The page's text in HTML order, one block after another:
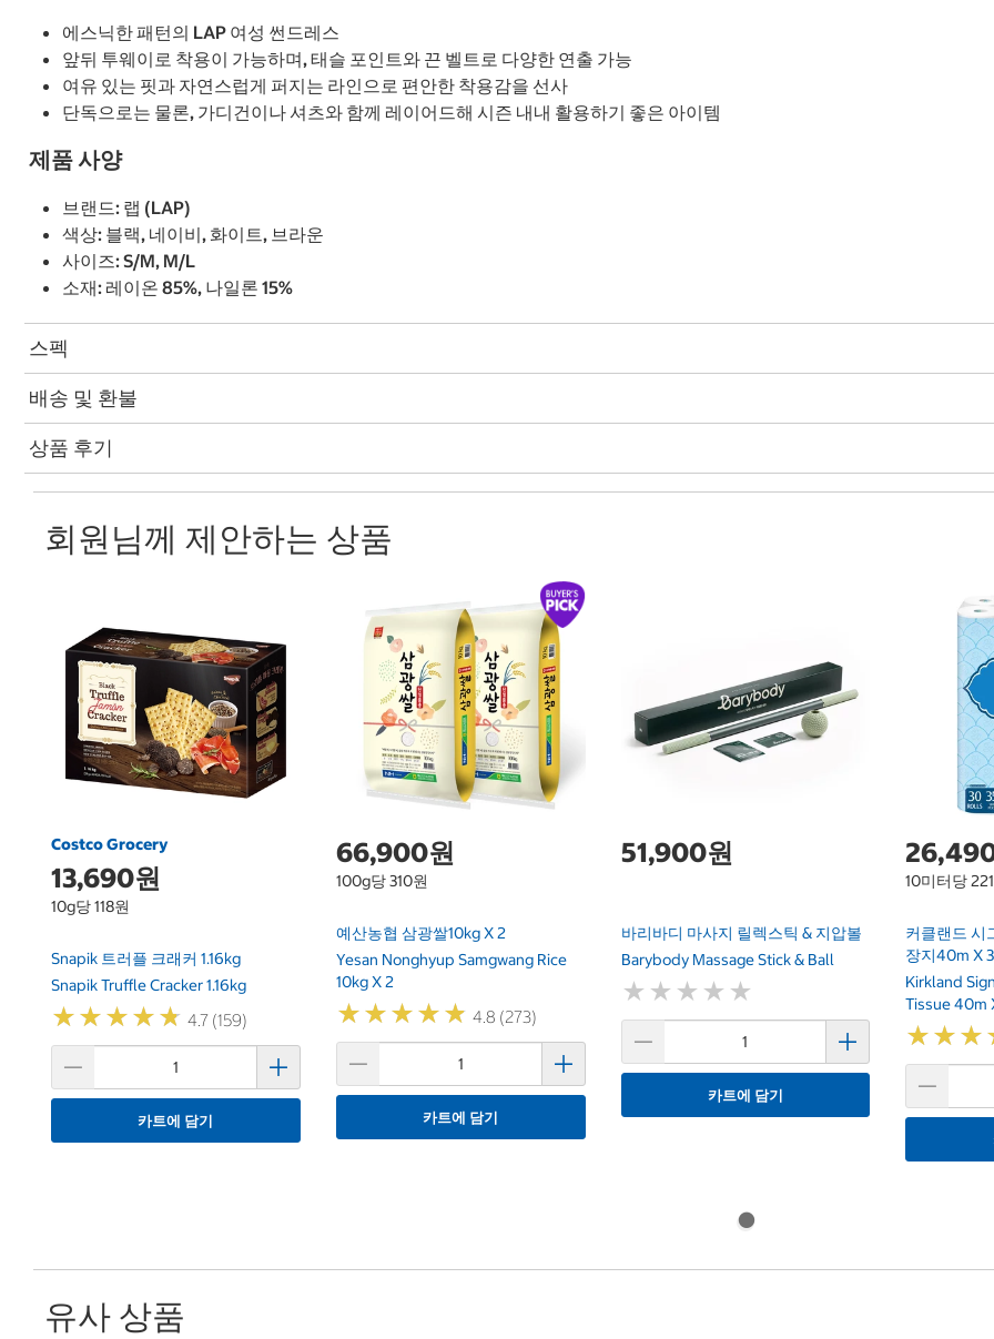
에스닉한 패턴의 LAP 여성 썬드레스
앞뒤 투웨이로 착용이 가능하며, 태슬 포인트와 끈 벨트로 다양한 연출 가능
여유 있는 핏과 자연스럽게 퍼지는 라인으로 편안한 착용감을 선사
단독으로는 물론, 가디건이나 셔츠와 함께 레이어드해 시즌 내내 활용하기 좋은 아이템
제품 사양
브랜드: 랩 (LAP)
색상: 블랙, 네이비, 화이트, 브라운
사이즈: S/M, M/L
소재: 레이온 85%, 나일론 15%
스펙
배송 및 환불
상품 후기
회원님께 제안하는 상품
Costco Grocery
13,690원
10g당 118원
Snapik 트러플 크래커 1.16kg
Snapik Truffle Cracker 1.16kg
★★★★★
★★★★★ 4.7 (159)
카트에 담기
66,900원
100g당 310원
예산농협 삼광쌀10kg X 2
Yesan Nonghyup Samgwang Rice
10kg X 2
★★★★★
★★★★★ 4.8 (273)
카트에 담기
51,900원
바리바디 마사지 릴렉스틱 & 지압볼
Barybody Massage Stick & Ball
★ ★ ★ ★ ★
★ ★ ★ ★ ★
카트에 담기
10미터당
커클랜드 시
장지40m X
Kirkland
Tissue 40m
★★★
★★★
유사 상품